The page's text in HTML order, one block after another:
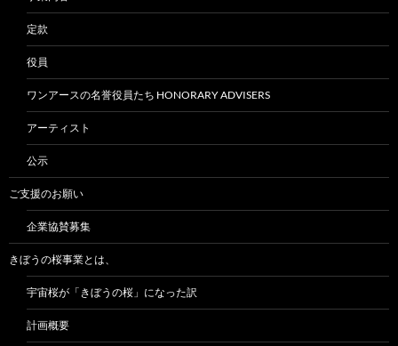
定款
役員
ワンアースの名誉役員たち HONORARY ADVISERS
アーティスト
公示
ご支援のお願い
企業協賛募集
きぼうの桜事業とは、
宇宙桜が「きぼうの桜」になった訳
計画概要